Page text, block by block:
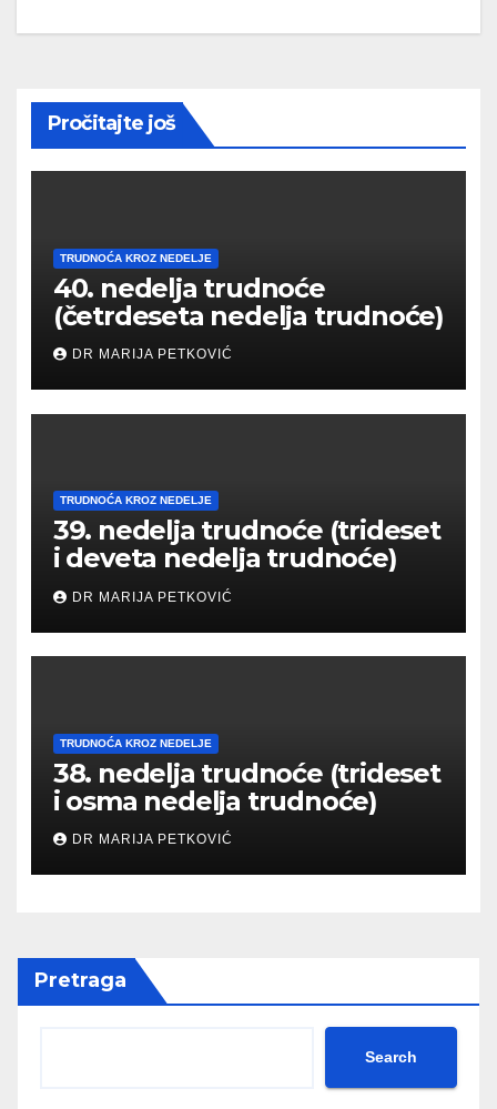
Pročitajte još
TRUDNOĆA KROZ NEDELJE
40. nedelja trudnoće
(četrdeseta nedelja trudnoće)
DR MARIJA PETKOVIĆ
TRUDNOĆA KROZ NEDELJE
39. nedelja trudnoće (trideset
i deveta nedelja trudnoće)
DR MARIJA PETKOVIĆ
TRUDNOĆA KROZ NEDELJE
38. nedelja trudnoće (trideset
i osma nedelja trudnoće)
DR MARIJA PETKOVIĆ
Pretraga
Search